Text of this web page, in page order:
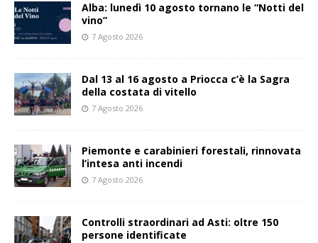
Alba: lunedì 10 agosto tornano le “Notti del
vino”
7 Agosto 2026
Dal 13 al 16 agosto a Priocca c’è la Sagra
della costata di vitello
7 Agosto 2026
Piemonte e carabinieri forestali, rinnovata
l’intesa anti incendi
7 Agosto 2026
Controlli straordinari ad Asti: oltre 150
persone identificate